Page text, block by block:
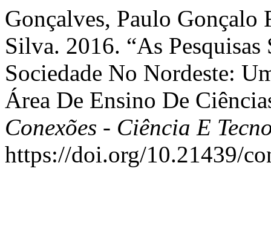
Gonçalves, Paulo Gonçalo
Silva. 2016. “As
Sociedade No Nordeste:
Área De Ensino De
Conexões - Ciência E
https://doi.org/10.21439/